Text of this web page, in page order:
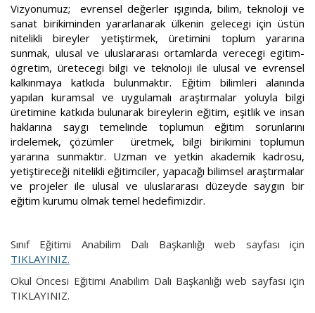
Vizyonumuz; evrensel değerler ışıgında, bilim, teknoloji ve
sanat birikiminden yararlanarak ülkenin gelecegi için üstün
nitelikli bireyler yetiştirmek, üretimini toplum yararına
sunmak, ulusal ve uluslararası ortamlarda verecegi egitim-
ögretim, üretecegi bilgi ve teknoloji ile ulusal ve evrensel
kalkınmaya katkıda bulunmaktır.
Eğitim bilimleri alanında
yapılan kuramsal ve uygulamalı araştırmalar yoluyla bilgi
üretimine katkıda bulunarak bireylerin eğitim, eşitlik ve insan
haklarına saygı temelinde toplumun eğitim sorunlarını
irdelemek, çözümler üretmek, bilgi birikimini toplumun
yararına sunmaktır. Uzman ve yetkin akademik kadrosu,
yetiştireceği nitelikli eğitimciler, yapacağı bilimsel araştırmalar
ve projeler ile ulusal ve uluslararası düzeyde saygın bir
eğitim kurumu olmak temel hedefimizdir.
Sınıf Eğitimi Anabilim Dalı Başkanlığı web sayfası için
TIKLAYINIZ.
Okul Öncesi Eğitimi Anabilim Dalı Başkanlığı web sayfası için
TIKLAYINIZ.